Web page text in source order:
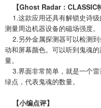
【Ghost Radar：CLASSIC
1.这款应用还具有解锁史诗
测量周边机器设备的磁场强度。
2.另外金属探测器可以检测
动和屏幕颜色。可以听到鬼魂
量。
3.界面非常简单，就是一个
绿点，代表鬼魂的数量。
【小编点评】